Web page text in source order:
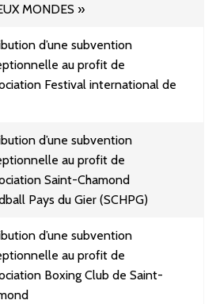
MONDES »
d’une subvention
au profit de
Festival international de
d’une subvention
au profit de
Saint-Chamond
Pays du Gier (SCHPG)
d’une subvention
au profit de
Boxing Club de Saint-